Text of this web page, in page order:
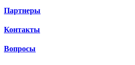
Партнеры
Контакты
Вопросы